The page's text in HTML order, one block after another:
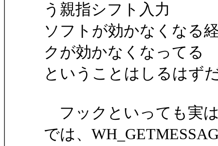
う親指シフト入力
ソフトが効かなくなる
クが効かなくなってる
ということはしるはず
フックといっても実
では、